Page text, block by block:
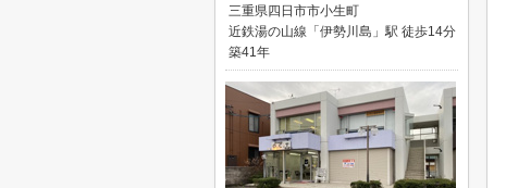
三重県四日市市小生町
近鉄湯の山線「伊勢川島」駅 徒歩14分
築41年